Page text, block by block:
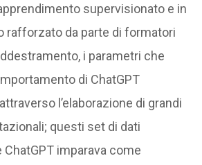
supervisionato e in
rafforzato da parte di formatori
i parametri che
di ChatGPT
l’elaborazione di grandi
questi set di dati
imparava come